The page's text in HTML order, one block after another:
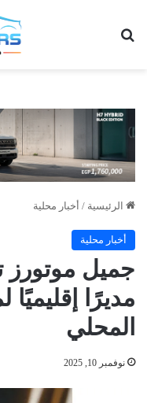
الرئيسية / أخبار محلية
أخبار محلية
جميل موتورز
مديرًا
المحلي
نوفمبر 10, 2025